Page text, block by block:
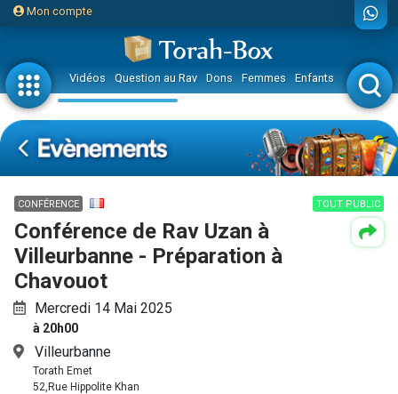
Mon compte
Vidéos Question au Rav Dons Femmes Enfants Etude sur
CONFÉRENCE TOUT PUBLIC
Conférence de Rav Uzan à
Villeurbanne - Préparation à
Chavouot
Mercredi 14 Mai 2025
à 20h00
Villeurbanne
Torath Emet
52,Rue Hippolite Khan